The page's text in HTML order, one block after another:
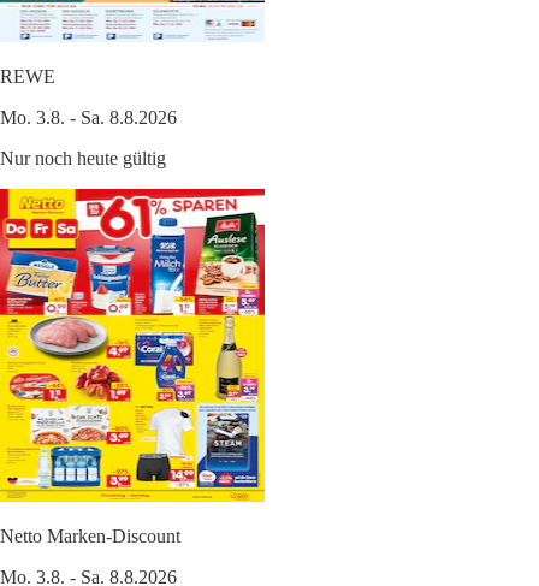
REWE
Mo. 3.8. - Sa. 8.8.2026
Nur noch heute gültig
Netto Marken-Discount
Mo. 3.8. - Sa. 8.8.2026